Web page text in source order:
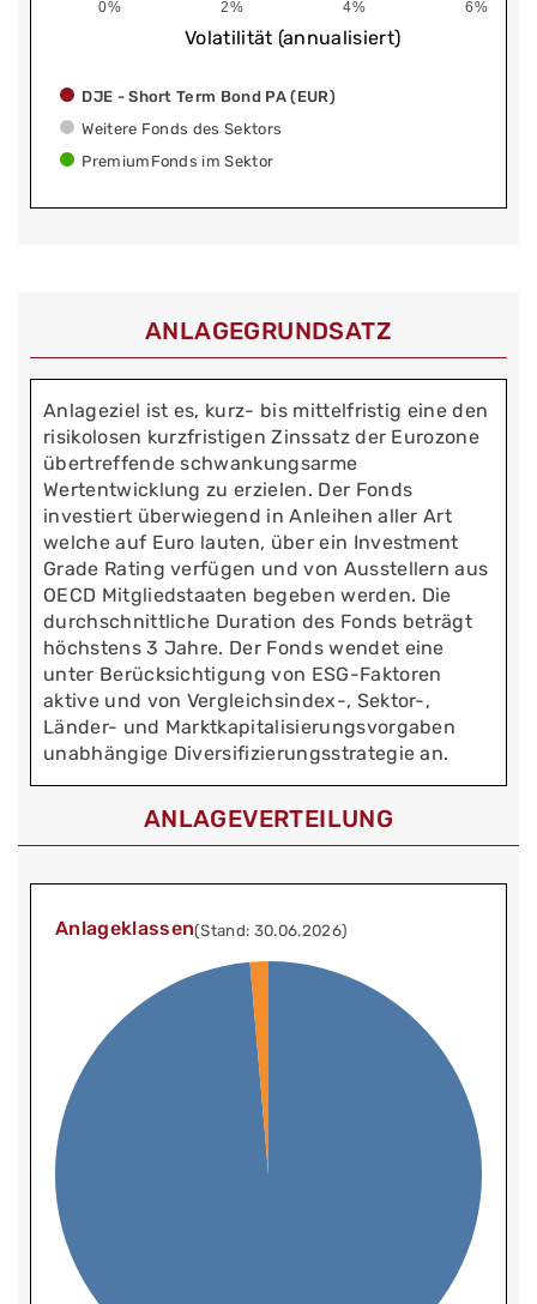
0% 2% 4% 6%
Volatilität (annualisiert)
DJE - Short Term Bond PA (EUR)
Weitere Fonds des Sektors
PremiumFonds im Sektor
ANLAGEGRUNDSATZ
Anlageziel ist es, kurz- bis mittelfristig eine den
risikolosen kurzfristigen Zinssatz der Eurozone
übertreffende schwankungsarme
Wertentwicklung zu erzielen. Der Fonds
investiert überwiegend in Anleihen aller Art
welche auf Euro lauten, über ein Investment
Grade Rating verfügen und von Ausstellern aus
OECD Mitgliedstaaten begeben werden. Die
durchschnittliche Duration des Fonds beträgt
höchstens 3 Jahre. Der Fonds wendet eine
unter Berücksichtigung von ESG-Faktoren
aktive und von Vergleichsindex-, Sektor-,
Länder- und Marktkapitalisierungsvorgaben
unabhängige Diversifizierungsstrategie an.
ANLAGEVERTEILUNG
Anlageklassen(Stand: 30.06.2026)